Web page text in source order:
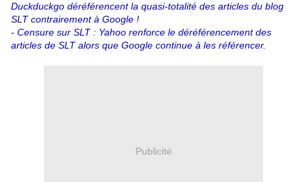
Duckduckgo déréférencent la quasi-totalité des articles du blog
SLT contrairement à Google !
- Censure sur SLT : Yahoo renforce le déréférencement des
articles de SLT alors que Google continue à les référencer.
Publicité